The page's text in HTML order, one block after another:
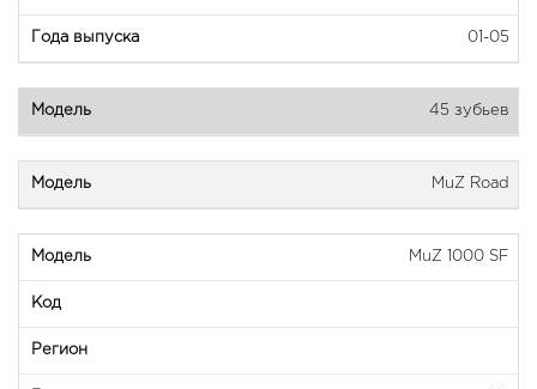
01-05
45 зубьев
MuZ Road
MuZ 1000 SF